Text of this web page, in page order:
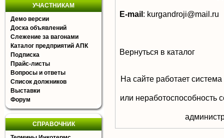
УЧАСТНИКАМ
Демо версии
Доска объявлений
Слежение за вагонами
Каталог предприятий АПК
Подписка
Прайс-листы
Вопросы и ответы
Список должников
Выставки
Форум
СПРАВОЧНИК
E-mail: kurgandroji@mail.ru
Вернуться в каталог
На сайте работает
или неработоспособность